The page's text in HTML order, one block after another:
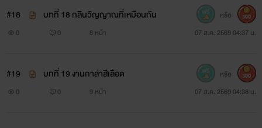
#18 บทที่ 18 กลิ่นวิญญาณที่เหมือนกัน
0 0 8 หน้า 07 ส.ค. 2569 04:37 น.
หรือ 300
#19 บทที่ 19 งานกาล่าสีเลือด
0 0 9 หน้า 07 ส.ค. 2569 04:38 น.
หรือ 300